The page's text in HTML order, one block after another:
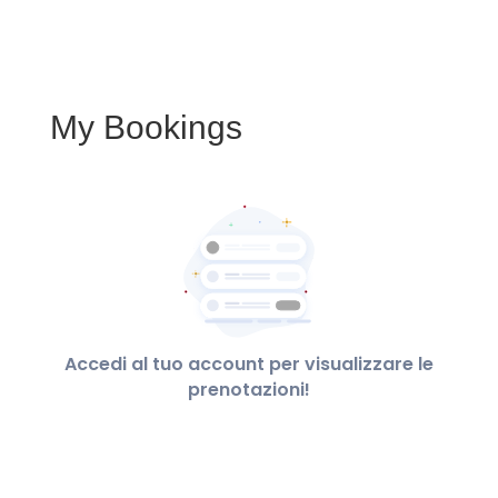
My Bookings
Accedi al tuo account per visualizzare le
prenotazioni!